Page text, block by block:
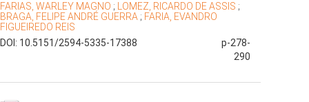
FARIAS, WARLEY MAGNO ; LOMEZ, RICARDO DE ASSIS ;
BRAGA, FELIPE ANDRÉ GUERRA ; FARIA, EVANDRO
FIGUEIREDO REIS
DOI: 10.5151/2594-5335-17388
p-278-
290